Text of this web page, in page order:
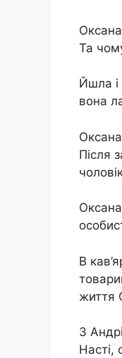
Та
Йшла і
вона
Після
В
життя
З
Насті,